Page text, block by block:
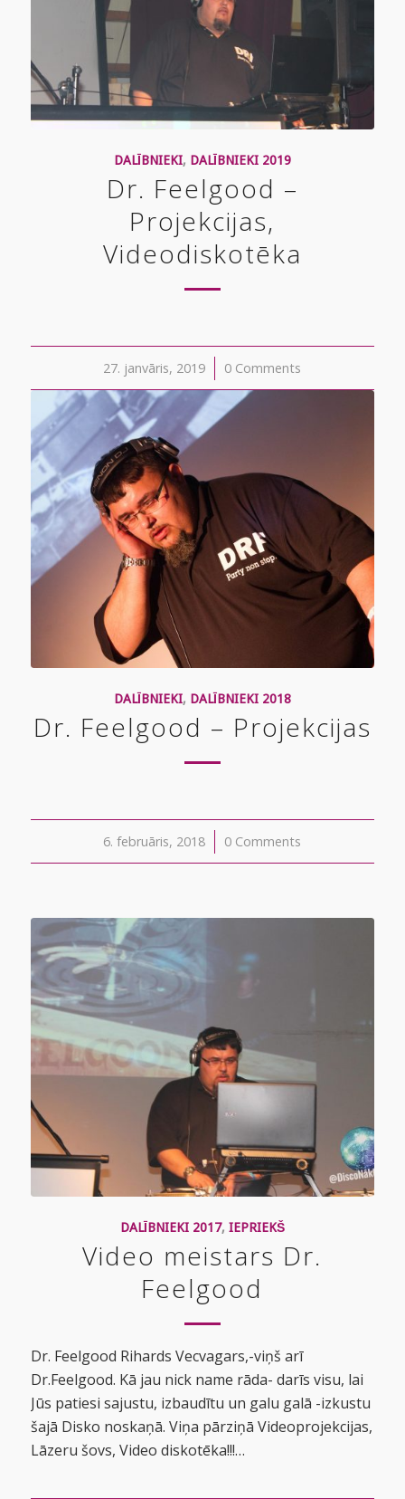
DALĪBNIEKI, DALĪBNIEKI 2019
Dr. Feelgood –
Projekcijas,
Videodiskotēka
27. janvāris, 2019
/ 0 Comments
DALĪBNIEKI, DALĪBNIEKI 2018
Dr. Feelgood – Projekcijas
6. februāris, 2018
/ 0 Comments
DALĪBNIEKI 2017, IEPRIEKŠ
Video meistars Dr.
Feelgood
Dr. Feelgood Rihards Vecvagars,-viņš arī
Dr.Feelgood. Kā jau nick name rāda- darīs visu, lai
Jūs patiesi sajustu, izbaudītu un galu galā -izkustu
šajā Disko noskaņā. Viņa pārziņā Videoprojekcijas,
Lāzeru šovs, Video diskotēka!!!…